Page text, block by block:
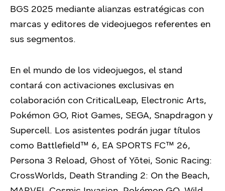
BGS 2025 mediante alianzas estratégicas con
marcas y editores de videojuegos referentes en
sus segmentos.
En el mundo de los videojuegos, el stand
contará con activaciones exclusivas en
colaboración con CriticalLeap, Electronic Arts,
Pokémon GO, Riot Games, SEGA, Snapdragon y
Supercell. Los asistentes podrán jugar títulos
como Battlefield™ 6, EA SPORTS FC™ 26,
Persona 3 Reload, Ghost of Yōtei, Sonic Racing:
CrossWorlds, Death Stranding 2: On the Beach,